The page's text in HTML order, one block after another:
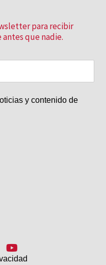
para recibir
que nadie.
y contenido de
YouTube